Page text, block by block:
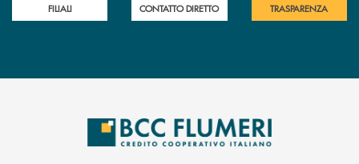
FILIALI CONTATTO DIRETTO TRASPARENZA